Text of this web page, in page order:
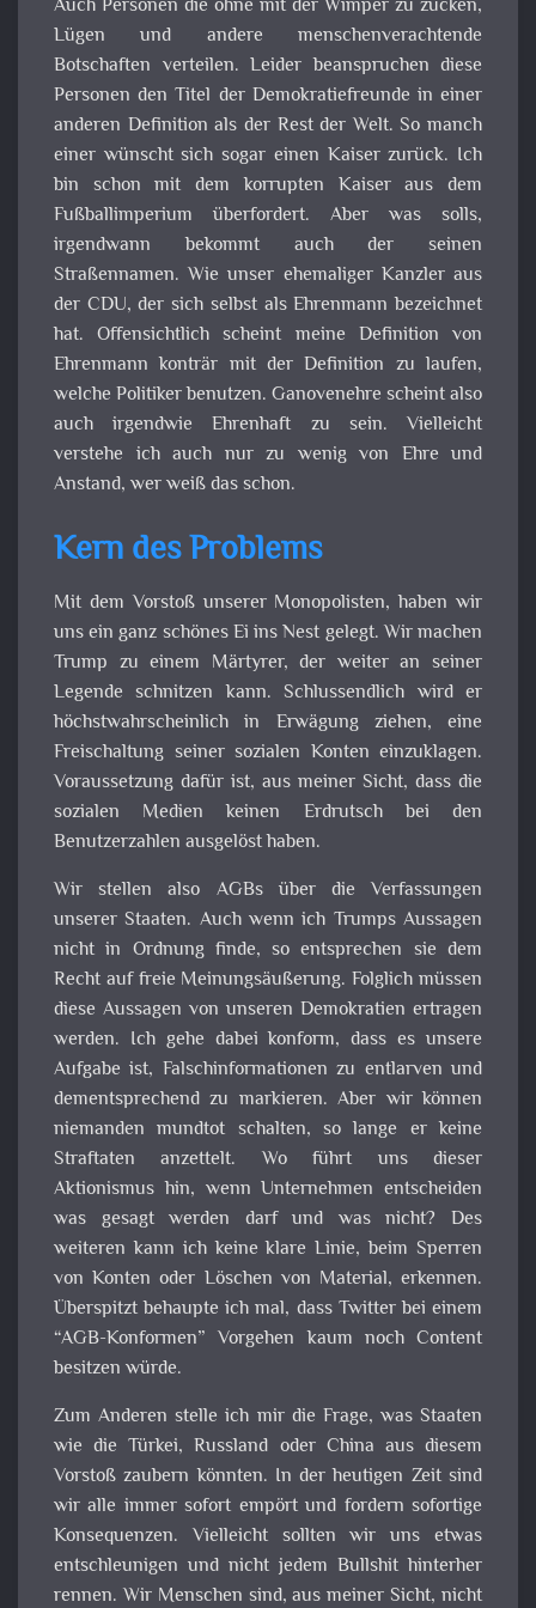
Auch Personen die ohne mit der Wimper zu zucken,
Lügen und andere menschenverachtende
Botschaften verteilen. Leider beanspruchen diese
Personen den Titel der Demokratiefreunde in einer
anderen Definition als der Rest der Welt. So manch
einer wünscht sich sogar einen Kaiser zurück. Ich
bin schon mit dem korrupten Kaiser aus dem
Fußballimperium überfordert. Aber was solls,
irgendwann bekommt auch der seinen
Straßennamen. Wie unser ehemaliger Kanzler aus
der CDU, der sich selbst als Ehrenmann bezeichnet
hat. Offensichtlich scheint meine Definition von
Ehrenmann konträr mit der Definition zu laufen,
welche Politiker benutzen. Ganovenehre scheint also
auch irgendwie Ehrenhaft zu sein. Vielleicht
verstehe ich auch nur zu wenig von Ehre und
Anstand, wer weiß das schon.
Kern des Problems
Mit dem Vorstoß unserer Monopolisten, haben wir
uns ein ganz schönes Ei ins Nest gelegt. Wir machen
Trump zu einem Märtyrer, der weiter an seiner
Legende schnitzen kann. Schlussendlich wird er
höchstwahrscheinlich in Erwägung ziehen, eine
Freischaltung seiner sozialen Konten einzuklagen.
Voraussetzung dafür ist, aus meiner Sicht, dass die
sozialen Medien keinen Erdrutsch bei den
Benutzerzahlen ausgelöst haben.
Wir stellen also AGBs über die Verfassungen
unserer Staaten. Auch wenn ich Trumps Aussagen
nicht in Ordnung finde, so entsprechen sie dem
Recht auf freie Meinungsäußerung. Folglich müssen
diese Aussagen von unseren Demokratien ertragen
werden. Ich gehe dabei konform, dass es unsere
Aufgabe ist, Falschinformationen zu entlarven und
dementsprechend zu markieren. Aber wir können
niemanden mundtot schalten, so lange er keine
Straftaten anzettelt. Wo führt uns dieser
Aktionismus hin, wenn Unternehmen entscheiden
was gesagt werden darf und was nicht? Des
weiteren kann ich keine klare Linie, beim Sperren
von Konten oder Löschen von Material, erkennen.
Überspitzt behaupte ich mal, dass Twitter bei einem
“AGB-Konformen” Vorgehen kaum noch Content
besitzen würde.
Zum Anderen stelle ich mir die Frage, was Staaten
wie die Türkei, Russland oder China aus diesem
Vorstoß zaubern könnten. In der heutigen Zeit sind
wir alle immer sofort empört und fordern sofortige
Konsequenzen. Vielleicht sollten wir uns etwas
entschleunigen und nicht jedem Bullshit hinterher
rennen. Wir Menschen sind, aus meiner Sicht, nicht